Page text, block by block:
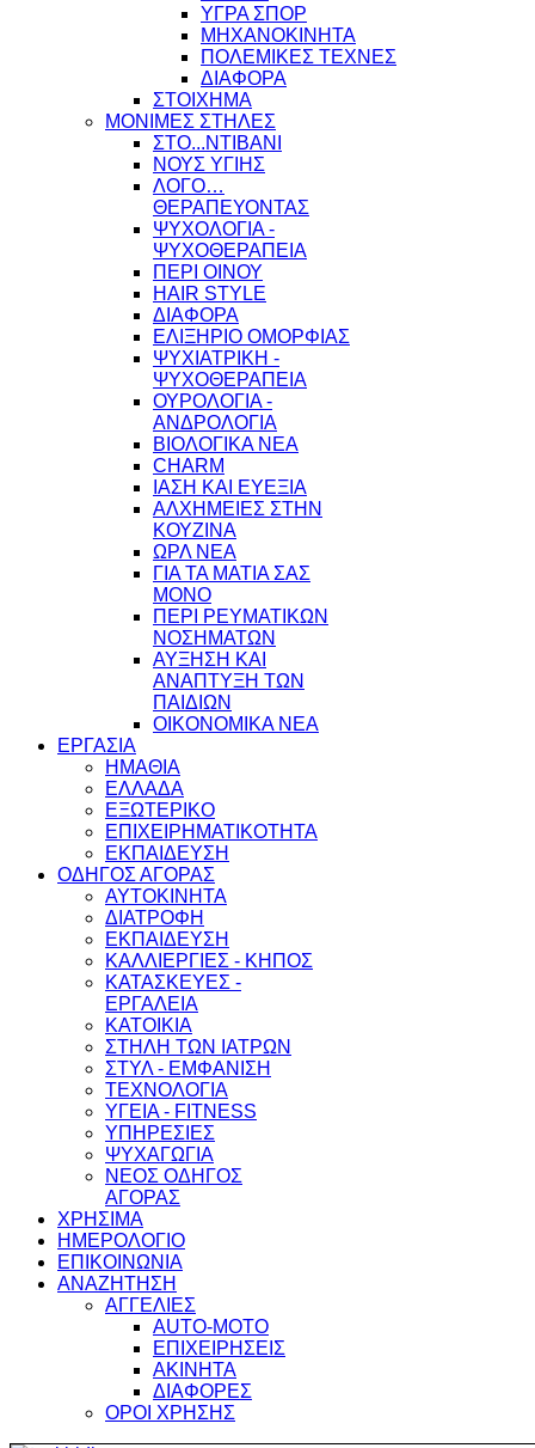
ΥΓΡΑ ΣΠΟΡ
ΜΗΧΑΝΟΚΙΝΗΤΑ
ΠΟΛΕΜΙΚΕΣ ΤΕΧΝΕΣ
ΔΙΑΦΟΡΑ
ΣΤΟΙΧΗΜΑ
ΜΟΝΙΜΕΣ ΣΤΗΛΕΣ
ΣΤΟ...ΝΤΙΒΑΝΙ
ΝΟΥΣ ΥΓΙΗΣ
ΛΟΓΟ…
ΘΕΡΑΠΕΥΟΝΤΑΣ
ΨΥΧΟΛΟΓΙΑ -
ΨΥΧΟΘΕΡΑΠΕΙΑ
ΠΕΡΙ ΟΙΝΟΥ
HAIR STYLE
ΔΙΑΦΟΡΑ
ΕΛΙΞΗΡΙΟ ΟΜΟΡΦΙΑΣ
ΨΥΧΙΑΤΡΙΚΗ -
ΨΥΧΟΘΕΡΑΠΕΙΑ
ΟΥΡΟΛΟΓΙΑ -
ΑΝΔΡΟΛΟΓΙΑ
ΒΙΟΛΟΓΙΚΑ ΝΕΑ
CHARM
ΙΑΣΗ ΚΑΙ ΕΥΕΞΙΑ
ΑΛΧΗΜΕΙΕΣ ΣΤΗΝ
ΚΟΥΖΙΝΑ
ΩΡΛ ΝEA
ΓΙΑ ΤΑ ΜΑΤΙΑ ΣΑΣ
ΜΟΝΟ
ΠΕΡΙ ΡΕΥΜΑΤΙΚΩΝ
ΝΟΣΗΜΑΤΩΝ
ΑΥΞΗΣΗ ΚΑΙ
ΑΝΑΠΤΥΞΗ ΤΩΝ
ΠΑΙΔΙΩΝ
ΟΙΚΟΝΟΜΙΚΑ ΝΕΑ
ΕΡΓΑΣΙΑ
ΗΜΑΘΙΑ
ΕΛΛΑΔΑ
ΕΞΩΤΕΡΙΚΟ
ΕΠΙΧΕΙΡΗΜΑΤΙΚΟΤΗΤΑ
ΕΚΠΑΙΔΕΥΣΗ
ΟΔΗΓΟΣ ΑΓΟΡΑΣ
ΑΥΤΟΚΙΝΗΤΑ
ΔΙΑΤΡΟΦΗ
ΕΚΠΑΙΔΕΥΣΗ
ΚΑΛΛΙΕΡΓΙΕΣ - ΚΗΠΟΣ
ΚΑΤΑΣΚΕΥΕΣ -
ΕΡΓΑΛΕΙΑ
ΚΑΤΟΙΚΙΑ
ΣΤΗΛΗ ΤΩΝ ΙΑΤΡΩΝ
ΣΤΥΛ - ΕΜΦΑΝΙΣΗ
ΤΕΧΝΟΛΟΓΙΑ
ΥΓΕΙΑ - FITNESS
ΥΠΗΡΕΣΙΕΣ
ΨΥΧΑΓΩΓΙΑ
ΝΕΟΣ ΟΔΗΓΟΣ
ΑΓΟΡΑΣ
ΧΡΗΣΙΜΑ
ΗΜΕΡΟΛΟΓΙΟ
ΕΠΙΚΟΙΝΩΝΙΑ
ΑΝΑΖΗΤΗΣΗ
ΑΓΓΕΛΙΕΣ
AUTO-MOTO
ΕΠΙΧΕΙΡΗΣΕΙΣ
ΑΚΙΝΗΤΑ
ΔΙΑΦΟΡΕΣ
ΟΡΟΙ ΧΡΗΣΗΣ